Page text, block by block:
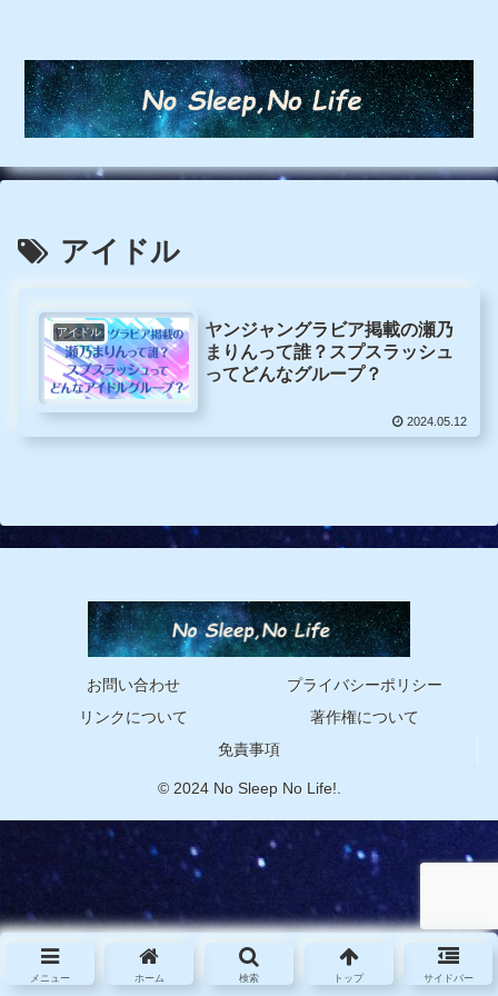
アイドル
アイドル
ヤンジャングラビア掲載の瀬乃
まりんって誰？スプスラッシュ
ってどんなグループ？
2024.05.12
お問い合わせ
プライバシーポリシー
リンクについて
著作権について
免責事項
© 2024 No Sleep No Life!.
メニュー ホーム 検索 トップ サイドバー